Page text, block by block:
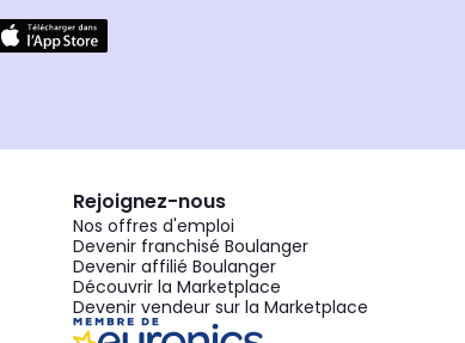
Rejoignez-nous
Nos offres d'emploi
Devenir franchisé Boulanger
Devenir affilié Boulanger
Découvrir la Marketplace
Devenir vendeur sur la Marketplace